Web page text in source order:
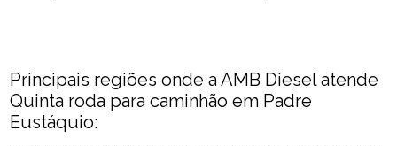
Principais regiões onde a AMB Diesel atende
Quinta roda para caminhão em Padre
Eustáquio: